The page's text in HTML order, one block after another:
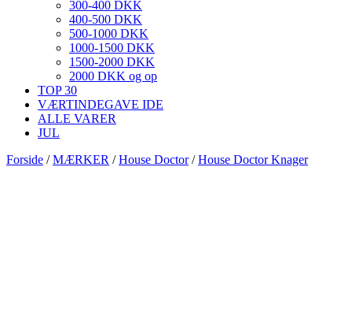
300-400 DKK
400-500 DKK
500-1000 DKK
1000-1500 DKK
1500-2000 DKK
2000 DKK og op
TOP 30
VÆRTINDEGAVE IDE
ALLE VARER
JUL
Forside /MÆRKER /House Doctor/House Doctor Knager